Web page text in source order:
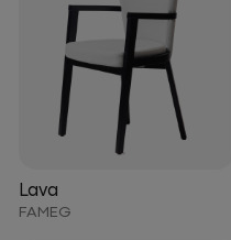
Lava
FAMEG